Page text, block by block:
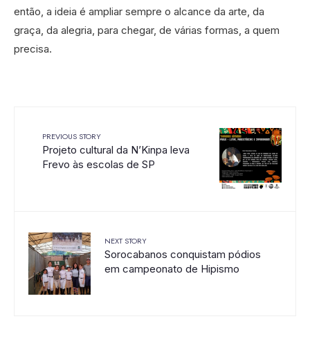
então, a ideia é ampliar sempre o alcance da arte, da
graça, da alegria, para chegar, de várias formas, a quem
precisa.
PREVIOUS STORY
Projeto cultural da N’Kinpa leva
Frevo às escolas de SP
NEXT STORY
Sorocabanos conquistam pódios
em campeonato de Hipismo